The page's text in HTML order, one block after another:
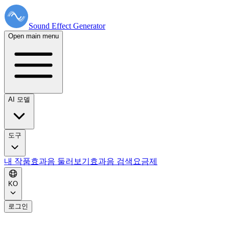
Sound Effect Generator
Open main menu
AI 모델
도구
내 작품효과음 둘러보기 효과음 검색 요금제
KO
로그인